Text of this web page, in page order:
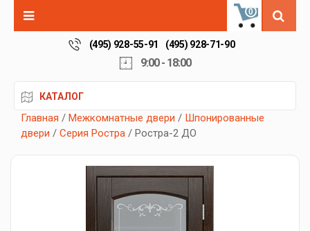
0
(495) 928-55-91 (495) 928-71-90
9:00 - 18:00
КАТАЛОГ
Главная / Межкомнатные двери / Шпонированные
двери / Серия Ростра / Ростра-2 ДО